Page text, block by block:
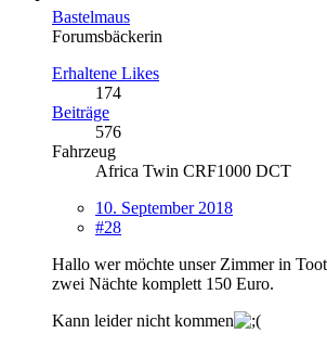
Bastelmaus
Forumsbäckerin
Erhaltene Likes
174
Beiträge
576
Fahrzeug
Africa Twin CRF1000 DCT
10. September 2018
#28
Hallo wer möchte unser Zimmer in
zwei Nächte komplett 150 Euro.
Kann leider nicht kommen